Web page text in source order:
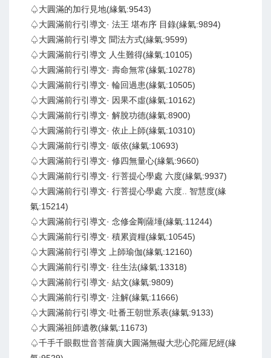
♤大圓滿的加行見地(緣氣:9543)
♤大圓滿前行引導文· 法王 堪布序 目錄(緣氣:9894)
♤大圓滿前行引導文 聞法方式(緣氣:9599)
♤大圓滿前行引導文 人生難得(緣氣:10105)
♤大圓滿前行引導文· 壽命無常(緣氣:10278)
♤大圓滿前行引導文· 輪回過患(緣氣:10505)
♤大圓滿前行引導文· 因果不虛(緣氣:10162)
♤大圓滿前行引導文· 解脫功德(緣氣:8900)
♤大圓滿前行引導文· 依止上師(緣氣:10310)
♤大圓滿前行引導文· 皈依(緣氣:10693)
♤大圓滿前行引導文· 修四無量心(緣氣:9660)
♤大圓滿前行引導文· 行菩提心學處 六度(緣氣:9937)
♤大圓滿前行引導文· 行菩提心學處 六度.. 智慧度(緣
氣:15214)
♤大圓滿前行引導文· 念修金剛薩埵(緣氣:11244)
♤大圓滿前行引導文· 積累資糧(緣氣:10545)
♤大圓滿前行引導文 上師瑜伽(緣氣:12160)
♤大圓滿前行引導文· 往生法(緣氣:13318)
♤大圓滿前行引導文· 結文(緣氣:9809)
♤大圓滿前行引導文· 注解(緣氣:11666)
♤大圓滿前行引導文·吐番王朝世系表(緣氣:9133)
♤大圓滿祖師遺教(緣氣:11673)
♤千手千眼觀世音菩薩廣大圓滿無礙大悲心陀羅尼經(緣